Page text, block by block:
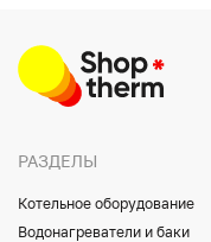
РАЗДЕЛЫ
Котельное оборудование
Водонагреватели и баки